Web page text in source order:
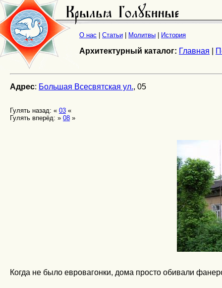
О нас Статьи Молитвы История
Архитектурный каталог: Главная
Адрес: Большая Всесвятская ул., 05
Гулять назад: « 03 «
Гулять вперёд: » 08 »
Когда не было евровагонки, дома просто обивали